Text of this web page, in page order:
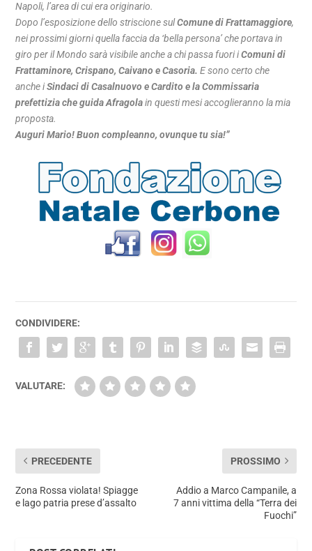
Napoli, l’area di cui era originario.
Dopo l’esposizione dello striscione sulComune di Frattamaggiore,
nei prossimi giorni quella faccia da ‘bella persona’ che portava in
giro per il Mondo sarà visibile anche a chi passa fuori iComuni di
Frattaminore, Crispano, Caivano e Casoria. E sono certo che
anche iSindaci di Casalnuovo e Cardito e la Commissaria
prefettizia che guida Afragolain questi mesi accoglieranno la mia
proposta.
Auguri Mario! Buon compleanno, ovunque tu sia!”
CONDIVIDERE:
VALUTARE:
PRECEDENTE
Zona Rossa violata! Spiagge
e lago patria prese d’assalto
PROSSIMO
Addio a Marco Campanile, a
7 anni vittima della “Terra dei
Fuochi”